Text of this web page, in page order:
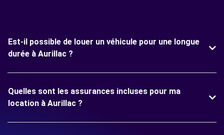
Est-il possible de louer un véhicule pour une longue
durée à Aurillac ?
Quelles sont les assurances incluses pour ma
location à Aurillac ?